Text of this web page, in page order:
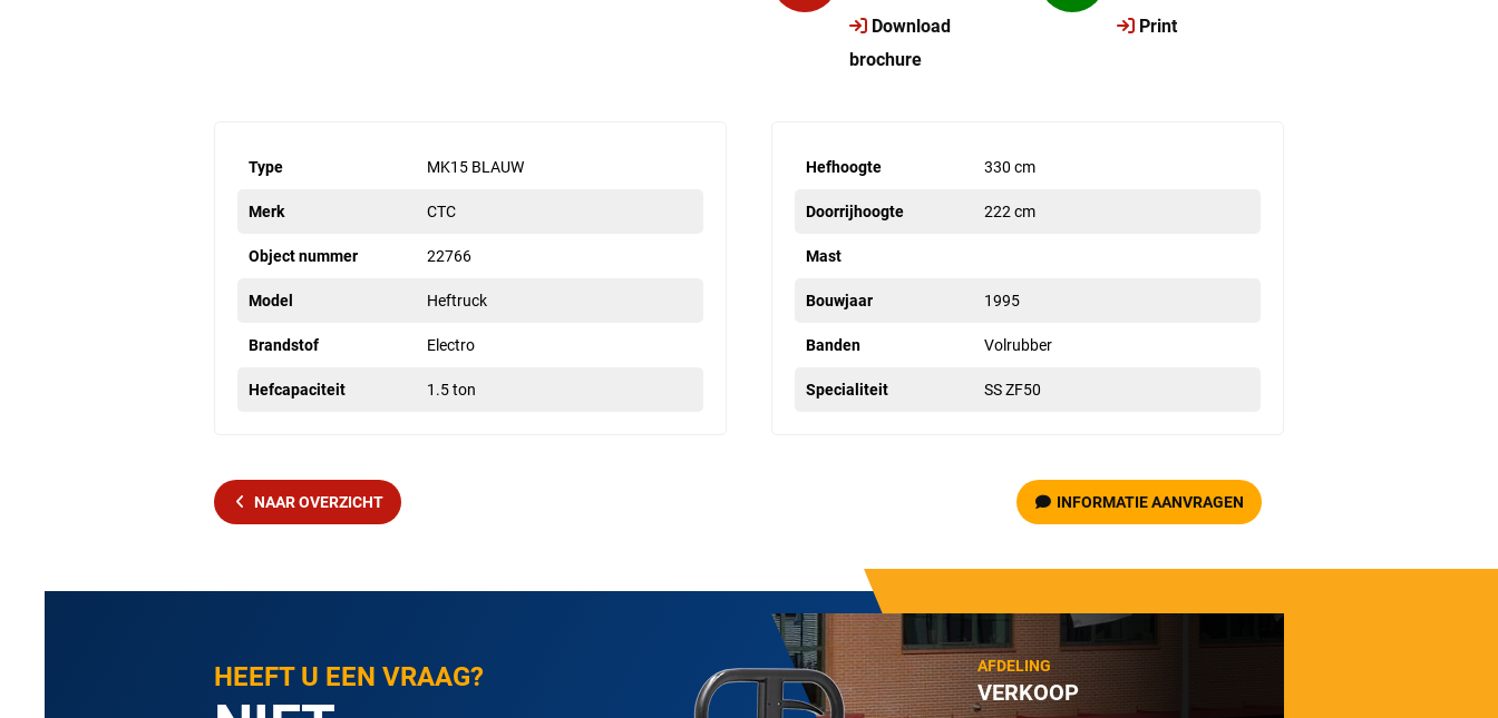
Download
brochure
Print
Type MK15 BLAUW
Merk CTC
Object nummer 22766
Model Heftruck
Brandstof Electro
Hefcapaciteit 1.5 ton
Hefhoogte 330 cm
Doorrijhoogte 222 cm
Mast
Bouwjaar 1995
Banden Volrubber
Specialiteit SS ZF50
NAAR OVERZICHT INFORMATIE AANVRAGEN
HEEFT U EEN VRAAG? AFDELING
VERKOOP